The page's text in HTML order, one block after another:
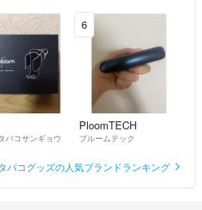
バコサンギョウ
6
PloomTECH
プルームテック
バコグッズの人気ブランドランキング